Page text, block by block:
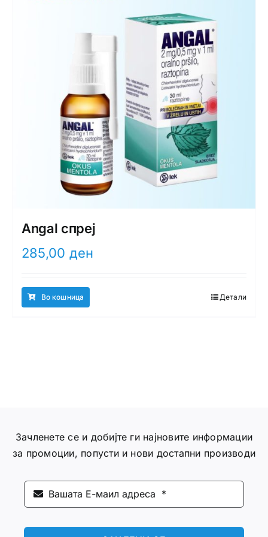
Angal спреј
285,00 ден
Во кошница Детали
Зачленете се и добијте ги најновите информации
за промоции, попусти и нови достапни производи